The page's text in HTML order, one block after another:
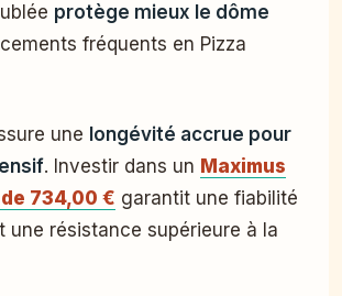
protège mieux le dôme
fréquents en Pizza
une longévité accrue pour
. Investir dans un Maximus
734,00 € garantit une fiabilité
une résistance supérieure à la